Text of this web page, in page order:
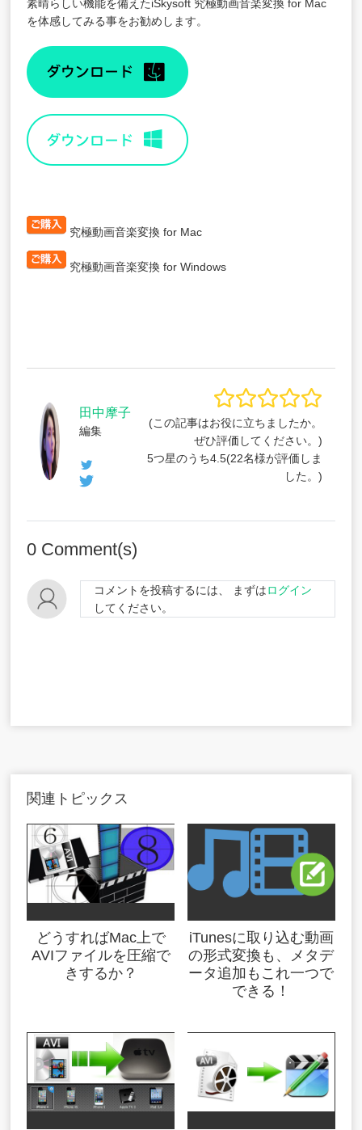
素晴らしい機能を備えたiSkysoft 究極動画音楽変換 for Mac
を体感してみる事をお勧めします。
究極動画音楽変換 for Mac
究極動画音楽変換 for Windows
田中摩子
編集
(この記事はお役に立ちましたか。
ぜひ評価してください。)
5つ星のうち4.5(22名様が評価しま
した。)
0 Comment(s)
コメントを投稿するには、 まずはログイン
してください。
関連トピックス
どうすればMac上で
AVIファイルを圧縮で
きするか？
iTunesに取り込む動画
の形式変換も、メタデ
ータ追加もこれ一つで
できる！